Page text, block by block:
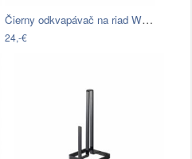
Čierny odkvapávač na riad Wenko Drip
24,-€